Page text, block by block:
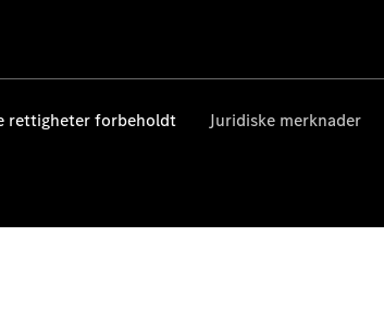
rettigheter forbeholdt Juridiske merknader